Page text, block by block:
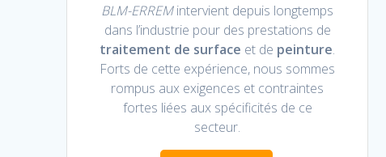
BLM-ERREMintervient depuis longtemps
dans l’industrie pour des prestations de
traitement de surface et de peinture.
Forts de cette expérience, nous sommes
rompus aux exigences et contraintes
fortes liées aux spécificités de ce
secteur.